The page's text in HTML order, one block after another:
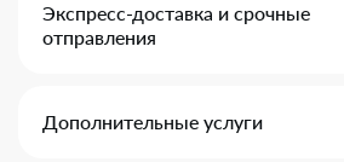
Экспресс-доставка и срочные
отправления
Дополнительные услуги